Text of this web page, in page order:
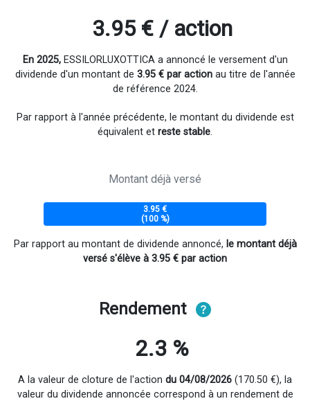
3.95 € / action
En 2025, ESSILORLUXOTTICA a annoncé le versement d'un
dividende d'un montant de 3.95 € par actionau titre de l'année
de référence 2024.
Par rapport à l'année précédente, le montant du dividende est
équivalent et reste stable.
Montant déjà versé
3.95 €
(100 %)
Par rapport au montant de dividende annoncé, le montant déjà
versé s'élève à 3.95 € par action
Rendement
2.3 %
A la valeur de cloture de l'action du 04/08/2026 (170.50 €), la
valeur du dividende annoncée correspond à un rendement de